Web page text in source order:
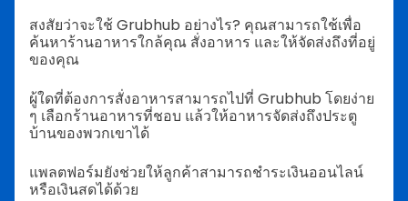
สงสัยว่าจะใช้ Grubhub อย่างไร? คุณสามารถใช้เพื่อ
ค้นหาร้านอาหารใกล้คุณ สั่งอาหาร และให้จัดส่งถึงที่อยู่
ของคุณ
ผู้ใดที่ต้องการสั่งอาหารสามารถไปที่ Grubhub โดยง่าย
ๆ เลือกร้านอาหารที่ชอบ แล้วให้อาหารจัดส่งถึงประตู
บ้านของพวกเขาได้
แพลตฟอร์มยังช่วยให้ลูกค้าสามารถชำระเงินออนไลน์
หรือเงินสดได้ด้วย